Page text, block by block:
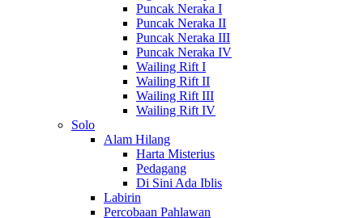
Puncak Neraka I
Puncak Neraka II
Puncak Neraka III
Puncak Neraka IV
Wailing Rift I
Wailing Rift II
Wailing Rift III
Wailing Rift IV
Solo
Alam Hilang
Harta Misterius
Pedagang
Di Sini Ada Iblis
Labirin
Percobaan Pahlawan